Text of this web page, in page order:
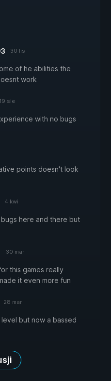
30 lis
of he abilities the
work
19 sie
with no bugs
points doesn't look
4 kwi
here and there but
30 mar
this games really
it even more fun
28 mar
but now a bassed